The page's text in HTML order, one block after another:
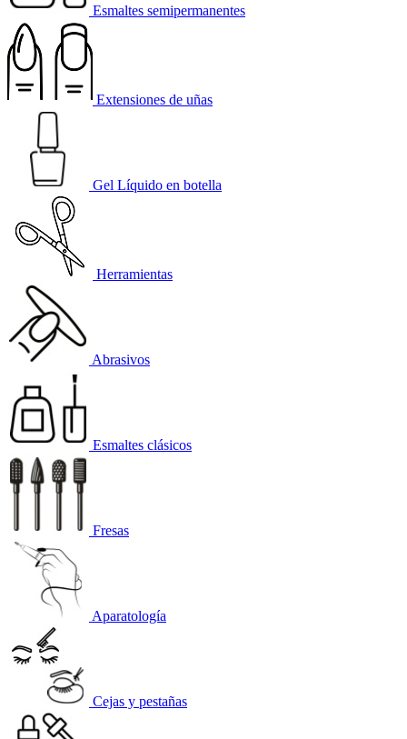
Esmaltes semipermanentes
Extensiones de uñas
Gel Líquido en botella
Herramientas
Abrasivos
Esmaltes clásicos
Fresas
Aparatología
Cejas y pestañas